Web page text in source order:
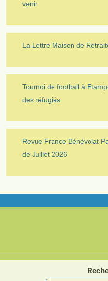
venir
La Lettre Maison de
Tournoi de football à
des réfugiés
Revue France Bénévolat
de Juillet 2026